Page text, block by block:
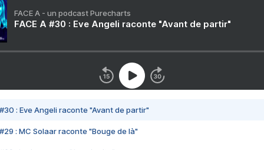
FACE A - un podcast Purecharts
FACE A #30 : Eve Angeli raconte "Avant de partir"
#30 : Eve Angeli raconte "Avant de partir"
#29 : MC Solaar raconte "Bouge de là"